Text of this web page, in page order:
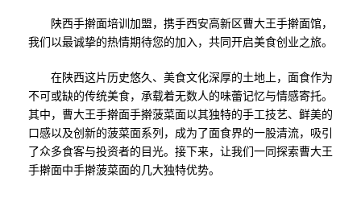
陕西手擀面培训加盟，携手西安高新区曹大王手擀面馆，
我们以最诚挚的热情期待您的加入，共同开启美食创业之旅。
在陕西这片历史悠久、美食文化深厚的土地上，面食作为
不可或缺的传统美食，承载着无数人的味蕾记忆与情感寄托。
其中，曹大王手擀面手擀菠菜面以其独特的手工技艺、鲜美的
口感以及创新的菠菜面系列，成为了面食界的一股清流，吸引
了众多食客与投资者的目光。接下来，让我们一同探索曹大王
手擀面中手擀菠菜面的几大独特优势。